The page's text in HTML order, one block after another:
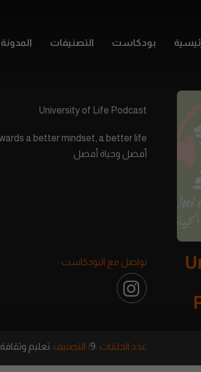
بودكاست التصنيفات المدونة
University of Life Podcast
أفضل وحياة أفضل
تواصل مع البودكاست :
عدد الحلقات :9 التصنيف :تعليم وثقافة,